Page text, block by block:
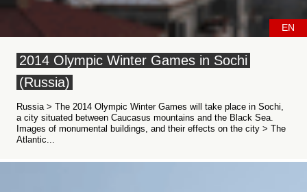
EN
2014 Olympic Winter Games in Sochi
(Russia)
Russia > The 2014 Olympic Winter Games will take place in Sochi,
a city situated between Caucasus mountains and the Black Sea.
Images of monumental buildings, and their effects on the city > The
Atlantic...